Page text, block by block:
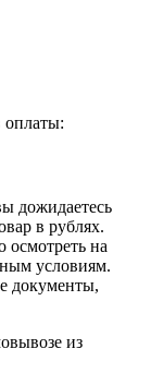
оплаты:
дожидаетесь
в рублях.
осмотреть на
условиям.
документы,
из